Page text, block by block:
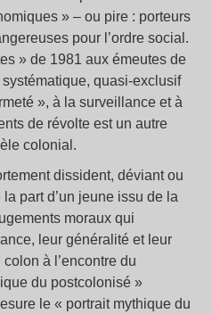
» – ou pire : porteurs
pour l’ordre social.
» de 1981 aux émeutes de
quasi-exclusif
», à la surveillance et à
de révolte est un autre
colonial.
dissident, déviant ou
part d’un jeune issu de la
moraux qui
leur généralité et leur
à l’encontre du
du postcolonisé »
le « portrait mythique du